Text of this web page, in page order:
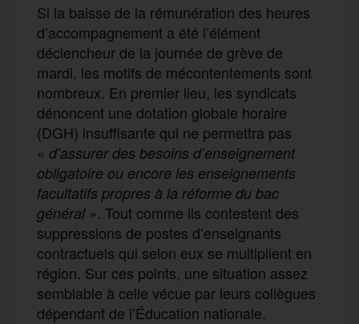
Si la baisse de la rémunération des heures
d’accompagnement a été l’élément
déclencheur de la journée de grève de
mardi, les motifs de mécontentements sont
nombreux. En premier lieu, les syndicats
dénoncent une dotation globale horaire
(DGH) insuffisante qui ne permettra pas
« d’assurer des besoins d’enseignement
obligatoire ou encore les enseignements
facultatifs propres à la réforme du bac
général». Tout comme ils contestent des
suppressions de postes d’enseignants
contractuels qui selon eux se multiplient en
région. Sur ces points, une situation assez
semblable à celle vécue par leurs collègues
dépendant de l’Éducation nationale.